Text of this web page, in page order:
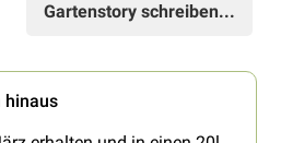
Gartenstory schreiben...
hinaus